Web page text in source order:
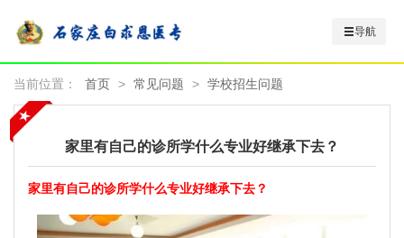
导航
当前位置： 首页 > 常见问题 > 学校招生问题
家里有自己的诊所学什么专业好继承下去？
家里有自己的诊所学什么专业好继承下去？